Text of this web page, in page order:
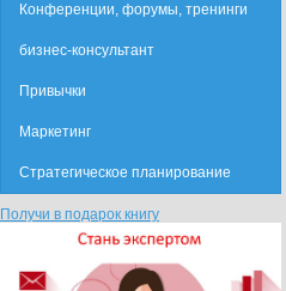
Конференции, форумы, тренинги
бизнес-консультант
Привычки
Маркетинг
Стратегическое планирование
Получи в подарок книгу